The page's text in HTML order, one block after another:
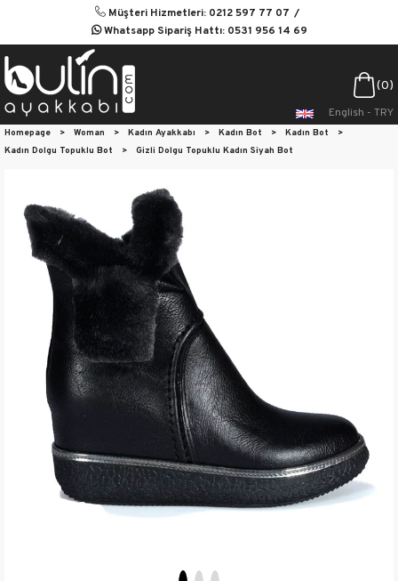
Müşteri Hizmetleri: 0212 597 77 07
Whatsapp Sipariş Hattı: 0531 956 14 69
0
English - TRY
Homepage > Woman > Kadın Ayakkabı > Kadın Bot > Kadın Bot
>
Kadın Dolgu Topuklu Bot
> Gizli Dolgu Topuklu Kadın Siyah Bot